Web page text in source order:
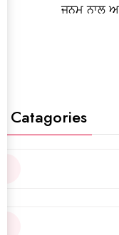
ਜਨਮ ਨਾਲ
Catagories